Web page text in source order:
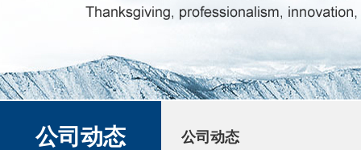
公司动态 公司动态